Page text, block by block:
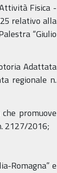
Fisica -
relativo alla
“Giulio
Adattata
regionale n.
promuove
2127/2016;
Romagna” e